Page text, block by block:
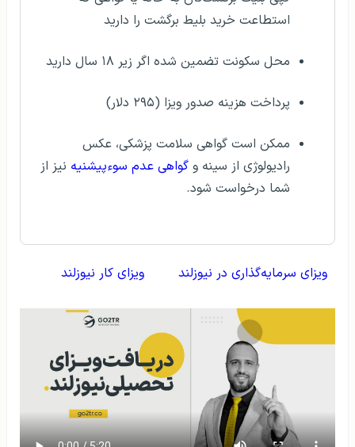
استطاعت خرید بلیط برگشت را دارید
محل سکونت تضمین شده اگر زیر ۱۸ سال دارید
پرداخت هزینه صدور ویزا (۲۹۵ دلار)
ممکن است گواهی سلامت پزشکی، عکس
رادیولوژی از سینه و گواهی عدم سوءپیشنیه نیز از
شما درخواست شود.
ویزای سرمایه‌گذاری در نیوزلند ویزای کار نیوزلند